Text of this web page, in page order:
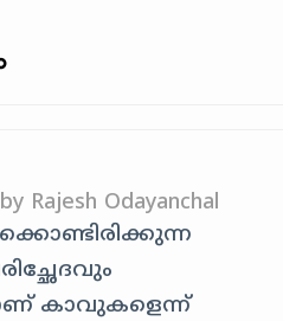
by Rajesh Odayanchal
കാവുകളെന്ന്